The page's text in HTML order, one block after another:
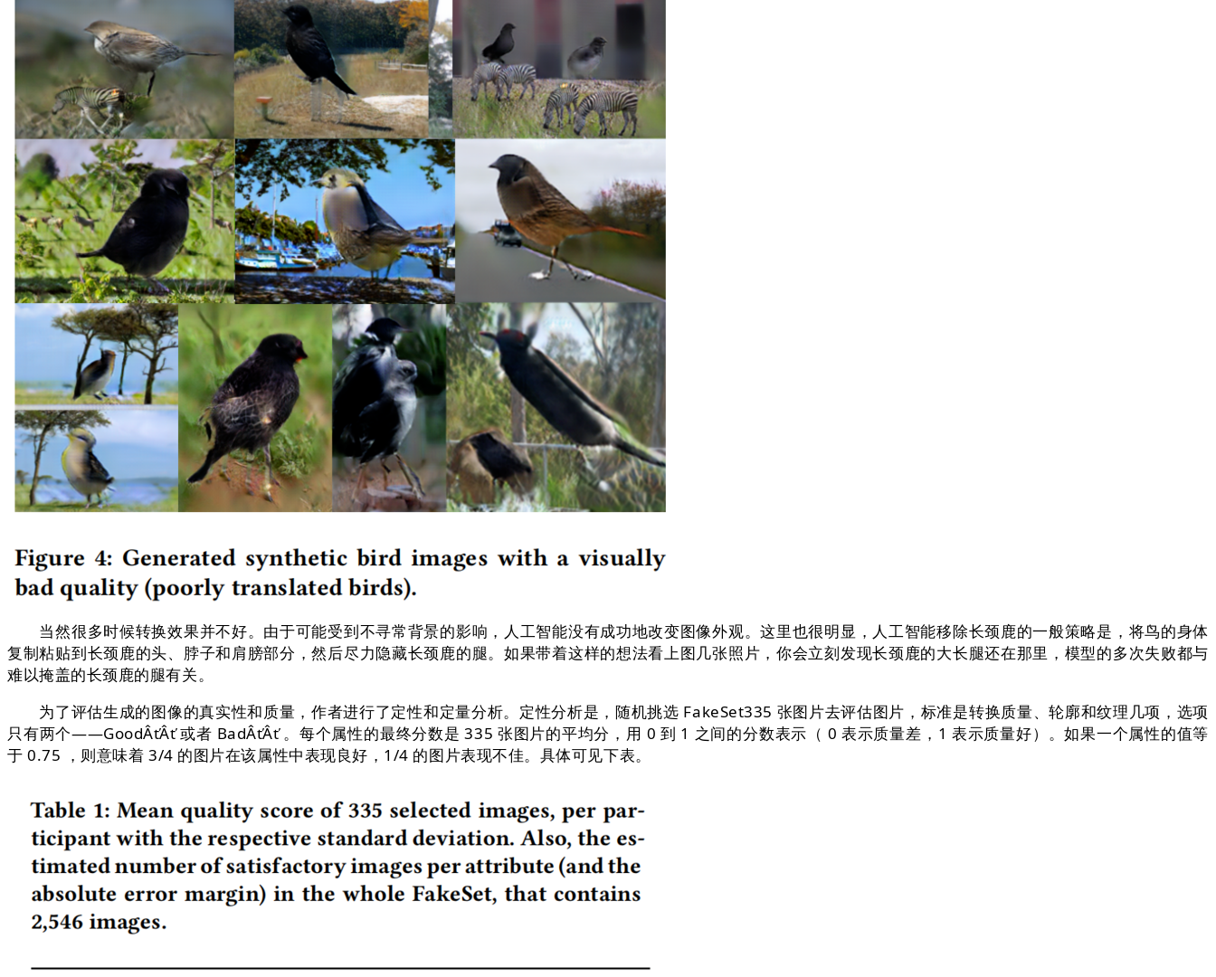
当然很多时候转换效果并不好。由于可能受到不寻常背景的影响，人工智能没有成功地改变图像外观。这里也很明显，人工智能移除长颈鹿的一般策略是，将鸟的身体
复制粘贴到长颈鹿的头、脖子和肩膀部分，然后尽力隐藏长颈鹿的腿。如果带着这样的想法看上图几张照片，你会立刻发现长颈鹿的大长腿还在那里，模型的多次失败都与
难以掩盖的长颈鹿的腿有关。
为了评估生成的图像的真实性和质量，作者进行了定性和定量分析。定性分析是，随机挑选 FakeSet335 张图片去评估图片，标准是转换质量、轮廓和纹理几项，选项
只有两个——GoodÂťÂť 或者 BadÂťÂť 。每个属性的最终分数是 335 张图片的平均分，用 0 到 1 之间的分数表示（ 0 表示质量差，1 表示质量好）。如果一个属性的值等
于 0.75 ，则意味着 3/4 的图片在该属性中表现良好，1/4 的图片表现不佳。具体可见下表。